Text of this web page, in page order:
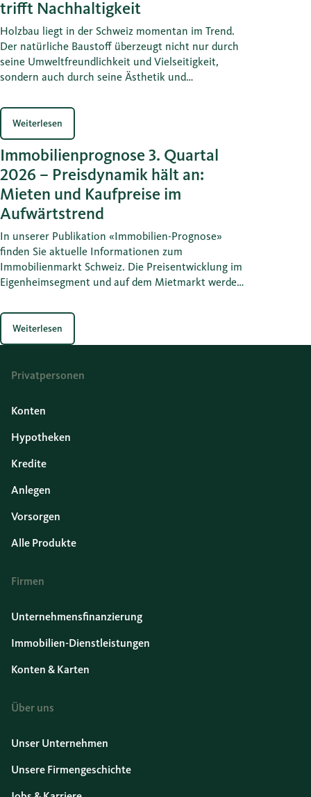
trifft Nachhaltigkeit
Holzbau liegt in der Schweiz momentan im Trend.
Der natürliche Baustoff überzeugt nicht nur durch
seine Umweltfreundlichkeit und Vielseitigkeit,
sondern auch durch seine Ästhetik und
den Innenausbau, Holz ist aus der modernen
Architektur nicht mehr wegzudenken. Immer mehr
Bauprojekte setzen auf diesen nachwachsenden
Rohstoff und zeigen, dass Tradition und Innovation
Hand in Hand gehen können.
Weiterlesen
Immobilienprognose 3. Quartal
2026 – Preisdynamik hält an:
Mieten und Kaufpreise im
Aufwärtstrend
In unserer Publikation «Immobilien-Prognose»
finden Sie aktuelle Informationen zum
Immobilienmarkt Schweiz. Die Preisentwicklung im
Eigenheimsegment und auf dem Mietmarkt werden
Weiterlesen
Privatpersonen
Konten
Hypotheken
Kredite
Anlegen
Vorsorgen
Alle Produkte
Firmen
Unternehmensfinanzierung
Immobilien-Dienstleistungen
Konten & Karten
Über uns
Unser Unternehmen
Unsere Firmengeschichte